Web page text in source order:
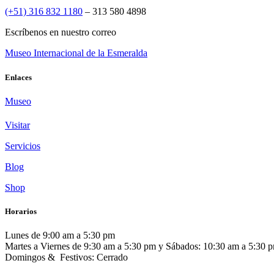
(+51) 316 832 1180 – 313 580 4898
Escríbenos en nuestro correo
Museo Internacional de la Esmeralda
Enlaces
Museo
Visitar
Servicios
Blog
Shop
Horarios
Lunes de 9:00 am a 5:30 pm
Martes a Viernes de 9:30 am a 5:30 pm y Sábados: 10:30 am a 5:30
Domingos & Festivos: Cerrado